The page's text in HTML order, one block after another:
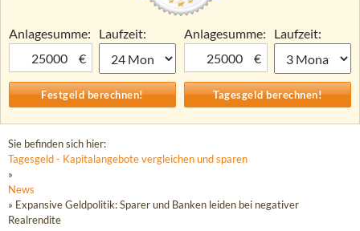
Anlagesumme:
€
Laufzeit:
Anlagesumme:
€
Laufzeit:
Sie befinden sich hier:
Tagesgeld - Kapitalangebote vergleichen und sparen
»
News
» Expansive Geldpolitik: Sparer und Banken leiden bei negativer
Realrendite